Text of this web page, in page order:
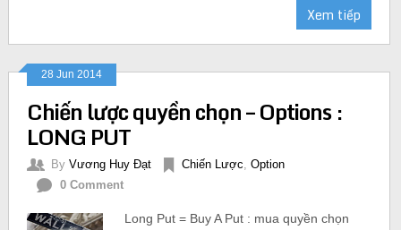
Xem tiếp
28 Jun 2014
Chiến lược quyền chọn – Options :
LONG PUT
By Vương Huy Đạt Chiến Lược Option
0 Comment
Long Put = Buy A Put : mua quyền chọn